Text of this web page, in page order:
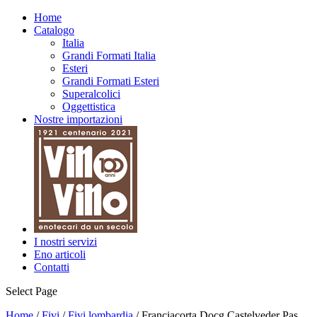
Home
Catalogo
Italia
Grandi Formati Italia
Esteri
Grandi Formati Esteri
Superalcolici
Oggettistica
Nostre importazioni
I nostri servizi
Eno articoli
Contatti
Select Page